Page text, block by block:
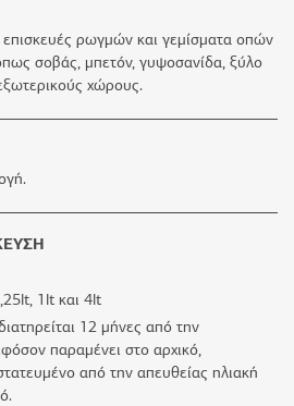
ρωγμών και γεμίσματα οπών
σοβάς, μπετόν, γυψοσανίδα, ξύλο
χώρους.
1lt και 4lt
12 μήνες από την
παραμένει στο αρχικό,
από την απευθείας ηλιακή